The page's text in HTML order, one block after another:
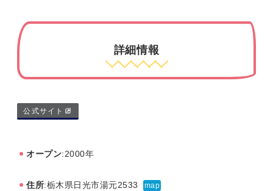
詳細情報
公式サイト
オープン:2000年
住所:栃木県日光市湯元2533 map